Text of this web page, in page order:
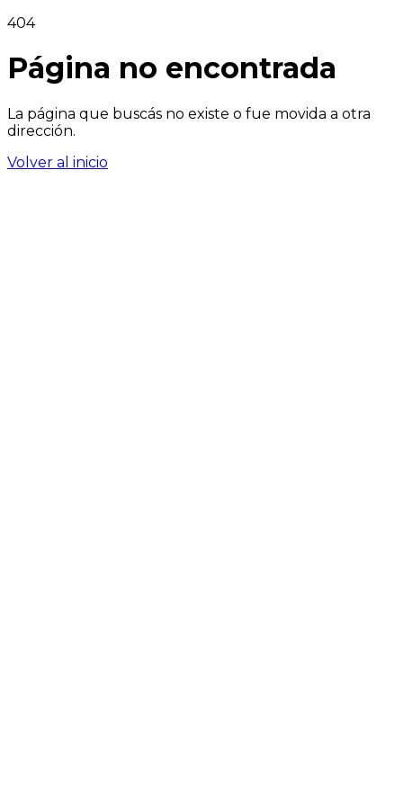
404
Página no encontrada
La página que buscás no existe o fue movida a otra
dirección.
Volver al inicio